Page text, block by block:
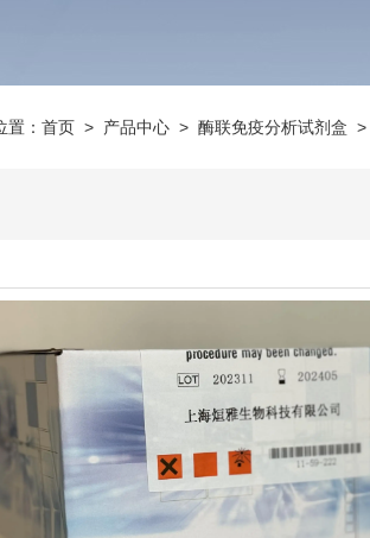
置： 首页> 产品中心> 酶联免疫分析试剂盒